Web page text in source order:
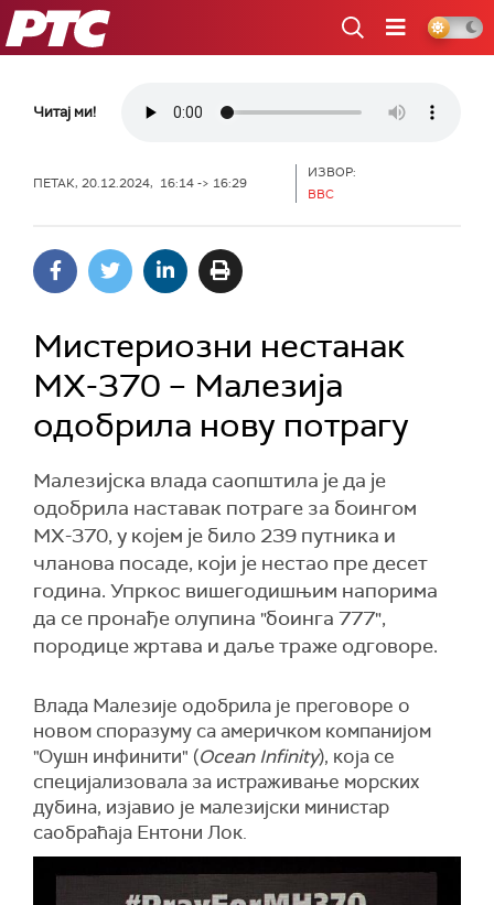
РТС
Читај ми!
ПЕТАК, 20.12.2024, 16:14 -> 16:29
ИЗВОР:
BBC
Мистериозни нестанак
МХ-370 – Малезија
одобрила нову потрагу
Малезијска влада саопштила је да је
одобрила наставак потраге за боингом
МХ-370, у којем је било 239 путника и
чланова посаде, који је нестао пре десет
година. Упркос вишегодишњим напорима
да се пронађе олупина "боинга 777",
породице жртава и даље траже одговоре.
Влада Малезије одобрила је преговоре о
новом споразуму са америчком компанијом
"Оушн инфинити" (Ocean Infinity), која се
специјализовала за истраживање морских
дубина, изјавио је малезијски министар
саобраћаја Ентони Лок.